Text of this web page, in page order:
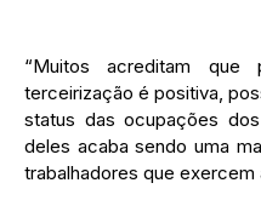
“Muitos acreditam que
terceirização é positiva,
status das ocupações
deles acaba sendo uma
trabalhadores que exercem